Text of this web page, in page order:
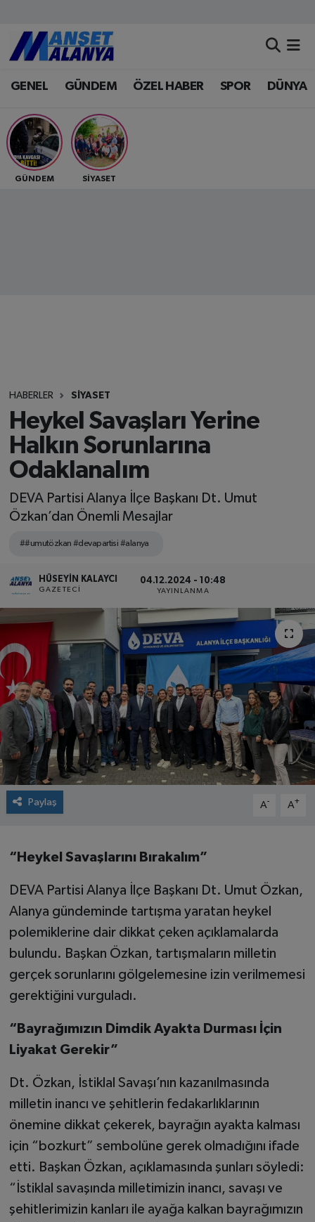
GENEL GÜNDEM ÖZEL HABER SPOR DÜNYA
GÜNDEM SİYASET
HABERLER SİYASET
Heykel Savaşları Yerine
Halkın Sorunlarına
Odaklanalım
DEVA Partisi Alanya İlçe Başkanı Dt. Umut
Özkan’dan Önemli Mesajlar
##umutözkan #devapartisi #alanya
HÜSEYIN KALAYCI
GAZETECI
04.12.2024 - 10:48
YAYINLANMA
Paylaş A- A+
“Heykel Savaşlarını Bırakalım”
DEVA Partisi Alanya İlçe Başkanı Dt. Umut Özkan,
Alanya gündeminde tartışma yaratan heykel
polemiklerine dair dikkat çeken açıklamalarda
bulundu. Başkan Özkan, tartışmaların milletin
gerçek sorunlarını gölgelemesine izin verilmemesi
gerektiğini vurguladı.
“Bayrağımızın Dimdik Ayakta Durması İçin
Liyakat Gerekir”
Dt. Özkan, İstiklal Savaşı’nın kazanılmasında
milletin inancı ve şehitlerin fedakarlıklarının
önemine dikkat çekerek, bayrağın ayakta kalması
için “bozkurt” sembolüne gerek olmadığını ifade
etti. Başkan Özkan, açıklamasında şunları söyledi:
“İstiklal savaşında milletimizin inancı, savaşı ve
şehitlerimizin kanları ile ayağa kalkan bayrağımızın
Antalya Nöbetçi Eczaneler
Antalya Hava Durumu
Antalya Namaz Vakitleri
Antalya Trafik Yoğunluk Haritası